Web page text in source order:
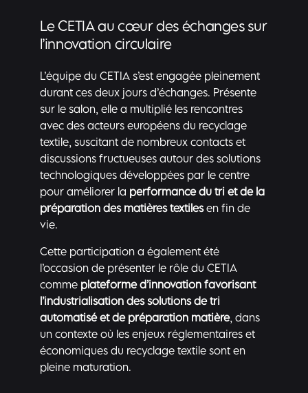
Le CETIA au cœur des échanges sur
l’innovation circulaire
L’équipe du CETIA s’est engagée pleinement
durant ces deux jours d’échanges. Présente
sur le salon, elle a multiplié les rencontres
avec des acteurs européens du recyclage
textile, suscitant de nombreux contacts et
discussions fructueuses autour des solutions
technologiques développées par le centre
pour améliorer la performance du tri et de la
préparation des matières textilesen fin de
vie.
Cette participation a également été
l’occasion de présenter le rôle du CETIA
comme plateforme d’innovation favorisant
l’industrialisation des solutions de tri
automatisé et de préparation matière, dans
un contexte où les enjeux réglementaires et
économiques du recyclage textile sont en
pleine maturation.